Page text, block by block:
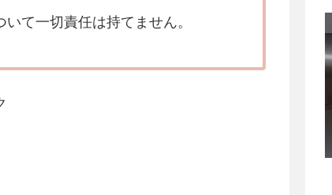
て一切責任は持てません。